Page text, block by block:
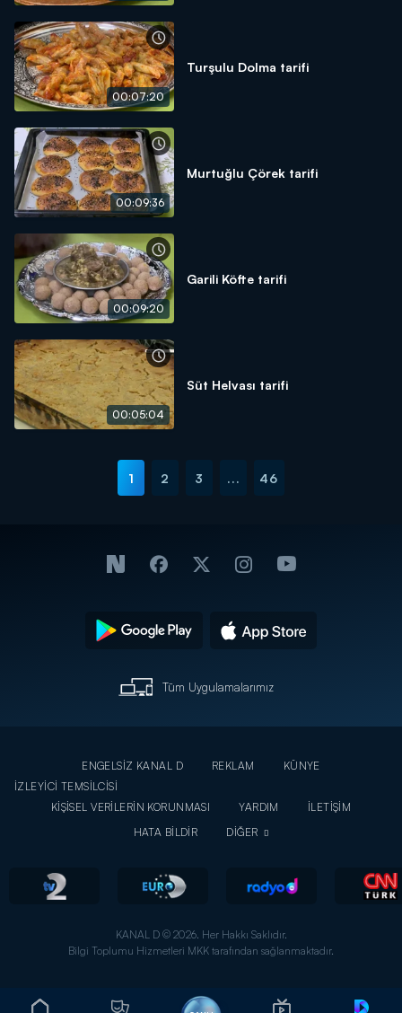
00:07:20
Turşulu Dolma tarifi
00:09:36
Murtuğlu Çörek tarifi
00:09:20
Garili Köfte tarifi
00:05:04
Süt Helvası tarifi
1 2 3 ... 46
Tüm Uygulamalarımız
ENGELSİZ KANAL D REKLAM
KÜNYE
İZLEYİCİ TEMSİLCİSİ
KİŞİSEL VERİLERİN KORUNMASI
YARDIM
İLETİŞİM
HATA BİLDİR
DİĞER
KANAL D © 2026. Her Hakkı Saklıdır.
Bilgi Toplumu Hizmetleri MKK tarafından sağlanmaktadır.